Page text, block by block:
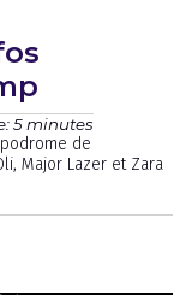
5 minutes
de
Major Lazer et Zara